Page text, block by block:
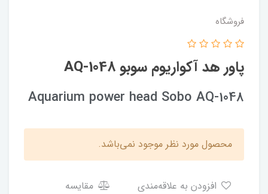
فروشگاه
پاور هد آکواریوم سوبو AQ-1048
Aquarium power head Sobo AQ-1048
محصول مورد نظر موجود نمی‌باشد.
مقایسه